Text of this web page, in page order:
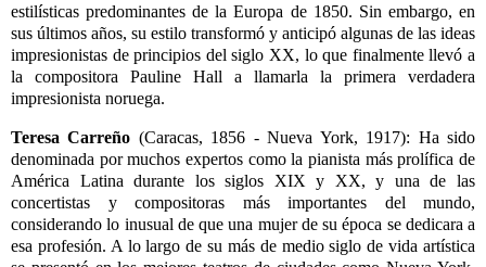
estilísticas predominantes de la Europa de 1850. Sin embargo, en
sus últimos años, su estilo transformó y anticipó algunas de las ideas
impresionistas de principios del siglo XX, lo que finalmente llevó a
la compositora Pauline Hall a llamarla la primera verdadera
impresionista noruega.
Teresa Carreño (Caracas, 1856 - Nueva York, 1917): Ha sido
denominada por muchos expertos como la pianista más prolífica de
América Latina durante los siglos XIX y XX, y una de las
concertistas y compositoras más importantes del mundo,
considerando lo inusual de que una mujer de su época se dedicara a
esa profesión. A lo largo de su más de medio siglo de vida artística